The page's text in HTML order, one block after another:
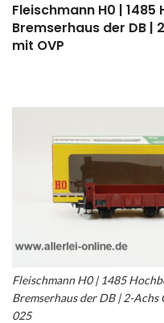
Fleischmann H0 |
Bremserhaus der DB |
mit OVP
Fleischmann H0 | 1485
Bremserhaus der DB | 2-Achs
025